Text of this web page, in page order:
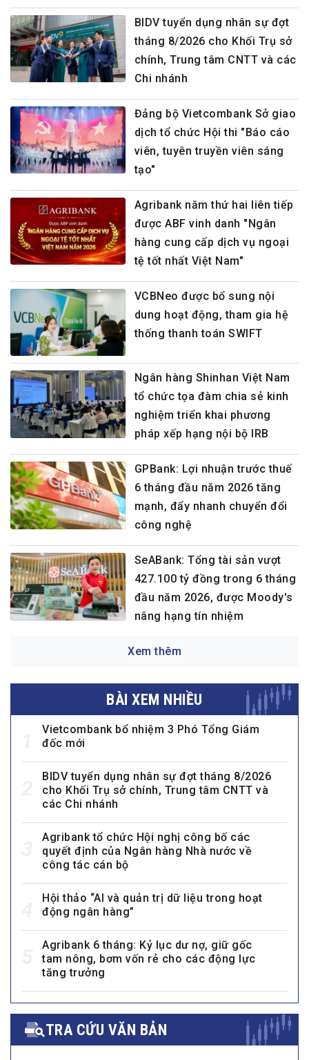
BIDV tuyển dụng nhân sự đợt
tháng 8/2026 cho Khối Trụ sở
chính, Trung tâm CNTT và các
Chi nhánh
Đảng bộ Vietcombank Sở giao
dịch tổ chức Hội thi "Báo cáo
viên, tuyên truyền viên sáng
tạo"
Agribank năm thứ hai liên tiếp
được ABF vinh danh "Ngân
hàng cung cấp dịch vụ ngoại
tệ tốt nhất Việt Nam"
VCBNeo được bổ sung nội
dung hoạt động, tham gia hệ
thống thanh toán SWIFT
Ngân hàng Shinhan Việt Nam
tổ chức tọa đàm chia sẻ kinh
nghiệm triển khai phương
pháp xếp hạng nội bộ IRB
GPBank: Lợi nhuận trước thuế
6 tháng đầu năm 2026 tăng
mạnh, đẩy nhanh chuyển đổi
công nghệ
SeABank: Tổng tài sản vượt
427.100 tỷ đồng trong 6 tháng
đầu năm 2026, được Moody's
nâng hạng tín nhiệm
Xem thêm
BÀI XEM NHIỀU
Vietcombank bổ nhiệm 3 Phó Tổng Giám
đốc mới
BIDV tuyển dụng nhân sự đợt tháng 8/2026
cho Khối Trụ sở chính, Trung tâm CNTT và
các Chi nhánh
Agribank tổ chức Hội nghị công bố các
quyết định của Ngân hàng Nhà nước về
công tác cán bộ
Hội thảo “AI và quản trị dữ liệu trong hoạt
động ngân hàng”
Agribank 6 tháng: Kỷ lục dư nợ, giữ gốc
tam nông, bơm vốn rẻ cho các động lực
tăng trưởng
TRA CỨU VĂN BẢN